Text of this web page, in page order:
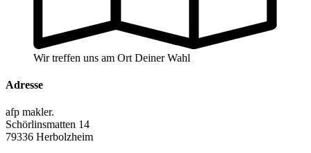
Wir treffen uns am Ort Deiner Wahl
Adresse
afp makler.
Schörlinsmatten 14
79336 Herbolzheim